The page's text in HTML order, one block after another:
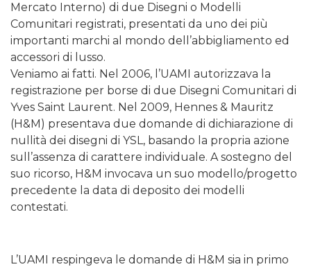
Mercato Interno) di due Disegni o Modelli
Comunitari registrati, presentati da uno dei più
importanti marchi al mondo dell’abbigliamento ed
accessori di lusso.
Veniamo ai fatti. Nel 2006, l’UAMI autorizzava la
registrazione per borse di due Disegni Comunitari di
Yves Saint Laurent. Nel 2009, Hennes & Mauritz
(H&M) presentava due domande di dichiarazione di
nullità dei disegni di YSL, basando la propria azione
sull’assenza di carattere individuale. A sostegno del
suo ricorso, H&M invocava un suo modello/progetto
precedente la data di deposito dei modelli
contestati.
L’UAMI respingeva le domande di H&M sia in primo